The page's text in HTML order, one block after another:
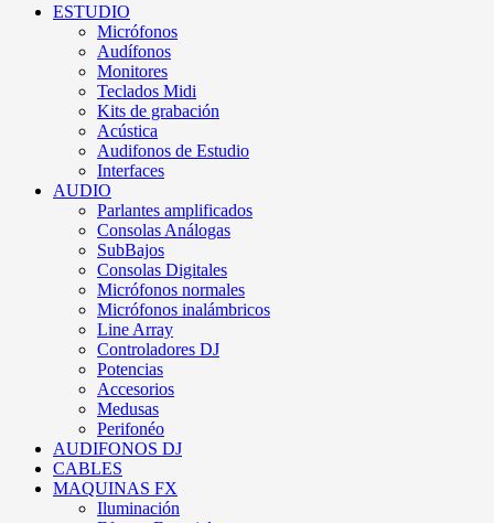
ESTUDIO
Micrófonos
Audífonos
Monitores
Teclados Midi
Kits de grabación
Acústica
Audifonos de Estudio
Interfaces
AUDIO
Parlantes amplificados
Consolas Análogas
SubBajos
Consolas Digitales
Micrófonos normales
Micrófonos inalámbricos
Line Array
Controladores DJ
Potencias
Accesorios
Medusas
Perifonéo
AUDIFONOS DJ
CABLES
MAQUINAS FX
Iluminación